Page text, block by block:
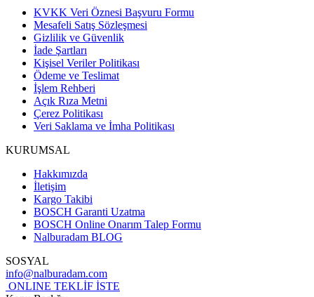
KVKK Veri Öznesi Başvuru Formu
Mesafeli Satış Sözleşmesi
Gizlilik ve Güvenlik
İade Şartları
Kişisel Veriler Politikası
Ödeme ve Teslimat
İşlem Rehberi
Açık Rıza Metni
Çerez Politikası
Veri Saklama ve İmha Politikası
KURUMSAL
Hakkımızda
İletişim
Kargo Takibi
BOSCH Garanti Uzatma
BOSCH Online Onarım Talep Formu
Nalburadam BLOG
SOSYAL
info@nalburadam.com
ONLINE TEKLİF İSTE